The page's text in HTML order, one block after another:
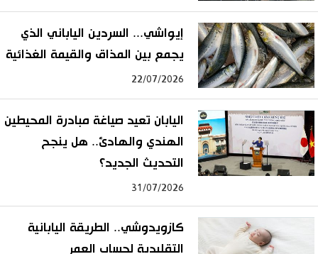
إيواشي... السردين الياباني الذي
يجمع بين المذاق والقيمة الغذائية
22/07/2026
اليابان تعيد صياغة مبادرة المحيطين
الهندي والهادئ.. هل ينجح
التحديث الجديد؟
31/07/2026
كازويدوشي.. الطريقة اليابانية
التقليدية لحساب العمر